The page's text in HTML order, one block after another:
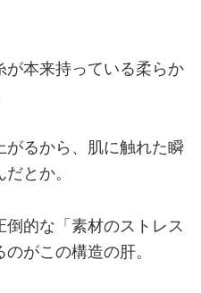
が本来持っている柔らか
がるから、肌に触れた瞬
とか。
的な「素材のストレス
がこの構造の肝。